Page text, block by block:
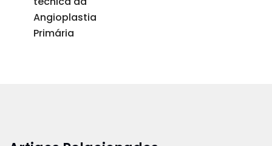
Angioplastia
Primária